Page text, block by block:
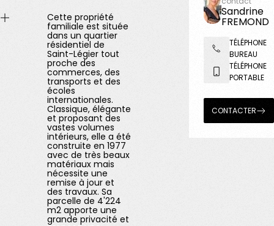
Cette propriété
familiale est située
dans un quartier
résidentiel de
Saint-Légier tout
proche des
commerces, des
transports et des
écoles
internationales.
Classique, élégante
et proposant des
vastes volumes
intérieurs, elle a été
construite en 1977
avec de très beaux
matériaux mais
nécessite une
remise à jour et
des travaux. Sa
parcelle de 4'224
m2 apporte une
grande privacité et
Sandrine
FREMOND
TÉLÉPHONE
BUREAU
TÉLÉPHONE
PORTABLE
CONTACTER